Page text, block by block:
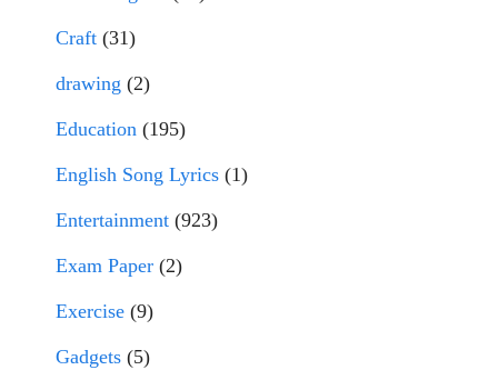
Craft (31)
drawing (2)
Education (195)
English Song Lyrics (1)
Entertainment (923)
Exam Paper (2)
Exercise (9)
Gadgets (5)